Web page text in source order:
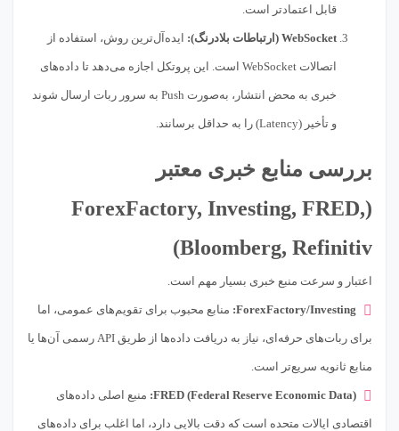
قابل اعتمادتر است.
WebSocket (ارتباطات بلادرنگ): ایده‌آل‌ترین روش، استفاده از
اتصالات WebSocket است. این پروتکل اجازه می‌دهد تا داده‌های
خبری به محض انتشار، به‌صورت Push به سرور ربات ارسال شوند
و تأخیر (Latency) را به حداقل برسانند.
بررسی منابع خبری معتبر
(ForexFactory, Investing, FRED,
Bloomberg, Refinitiv)
اعتبار و سرعت منبع خبری بسیار مهم است.
ForexFactory/Investing: منابع محبوب برای تقویم‌های عمومی، اما
برای ربات‌های حرفه‌ای، نیاز به دریافت داده‌ها از طریق API رسمی آن‌ها یا
منابع ثانویه سریع‌تر است.
FRED (Federal Reserve Economic Data): منبع اصلی داده‌های
اقتصادی ایالات متحده است که دقت بالایی دارد، اما اغلب برای داده‌های